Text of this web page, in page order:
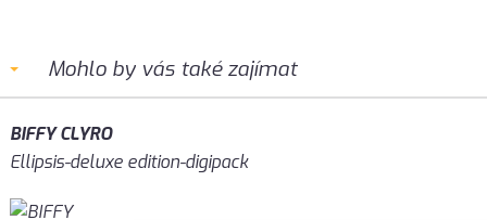
Mohlo by vás také zajímat
BIFFY CLYRO
Ellipsis-deluxe edition-digipack